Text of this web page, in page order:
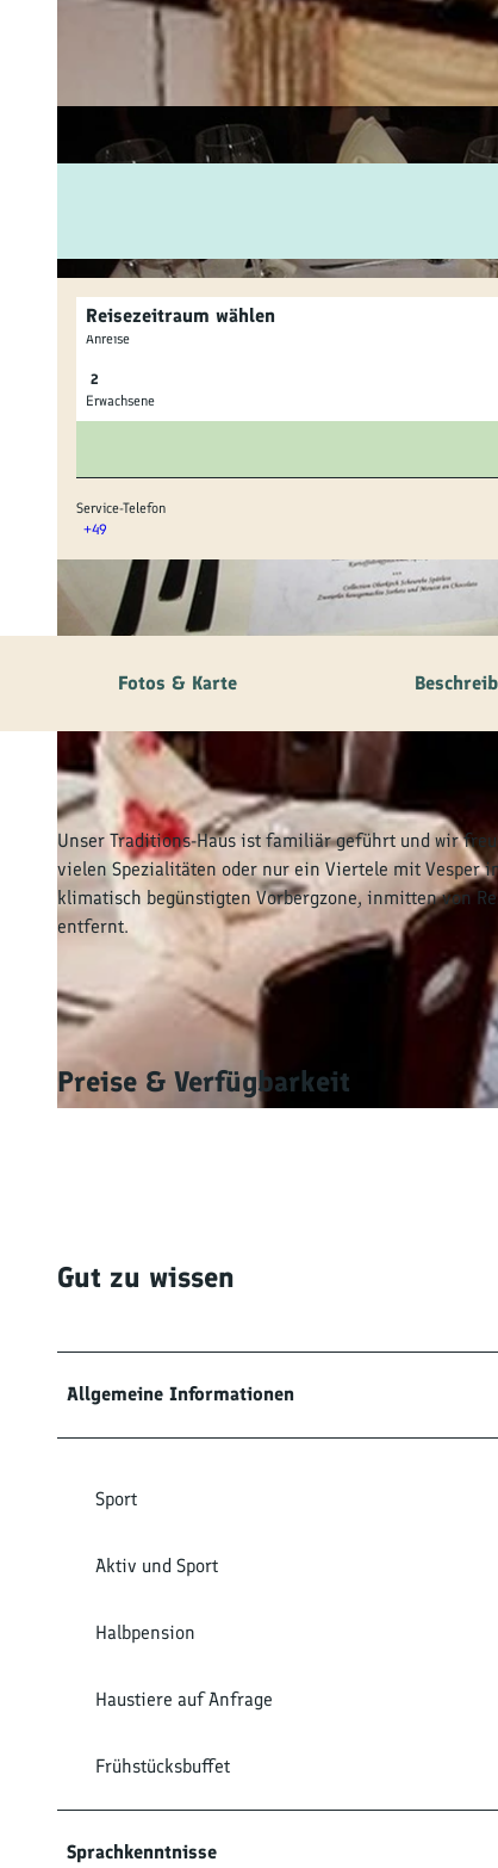
Reisezeitraum wählen
Anreise
Erwachsene
Service-Telefon
+49
Fotos & Karte
Unser Traditions-Haus ist familiär geführt und wir
vielen Spezialitäten oder nur ein Viertele mit Vesper
klimatisch begünstigten Vorbergzone, inmitten von
entfernt.
Preise & Verfügbarkeit
Gut zu wissen
Allgemeine Informationen
Sport
Aktiv und Sport
Halbpension
Haustiere auf Anfrage
Frühstücksbuffet
Sprachkenntnisse